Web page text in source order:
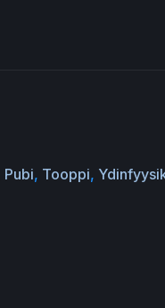
Pubi, Tooppi,